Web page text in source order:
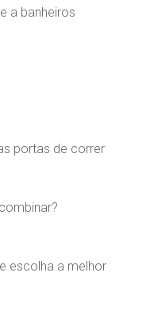
a banheiros
portas de correr
escolha a melhor